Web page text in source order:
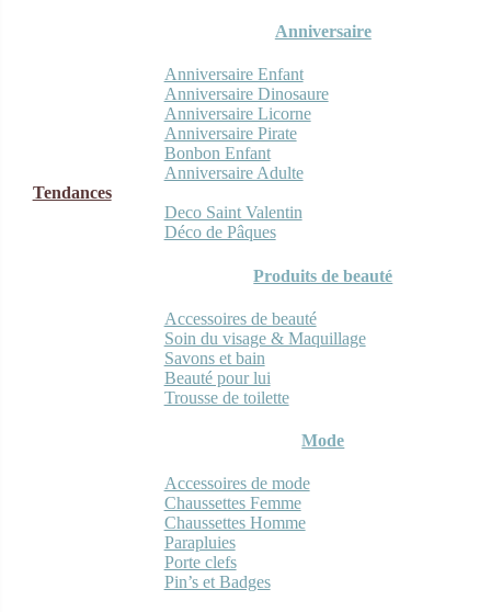
Anniversaire
Anniversaire Enfant
Anniversaire Dinosaure
Anniversaire Licorne
Anniversaire Pirate
Bonbon Enfant
Anniversaire Adulte
Tendances
Deco Saint Valentin
Déco de Pâques
Produits de beauté
Accessoires de beauté
Soin du visage & Maquillage
Savons et bain
Beauté pour lui
Trousse de toilette
Mode
Accessoires de mode
Chaussettes Femme
Chaussettes Homme
Parapluies
Porte clefs
Pin’s et Badges